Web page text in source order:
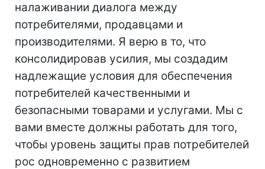
налаживании диалога между
потребителями, продавцами и
производителями. Я верю в то, что
консолидировав усилия, мы создадим
надлежащие условия для обеспечения
потребителей качественными и
безопасными товарами и услугами. Мы с
вами вместе должны работать для того,
чтобы уровень защиты прав потребителей
рос одновременно с развитием